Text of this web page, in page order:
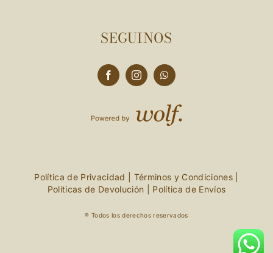
SEGUINOS
Política de Privacidad Términos y Condiciones|
Políticas de Devolución
Política de Envíos
® Todos los derechos reservados